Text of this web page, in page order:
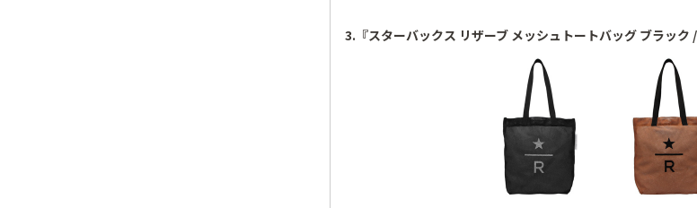
3.『スターバックス リザーブ メッシュトートバッグ ブラッ